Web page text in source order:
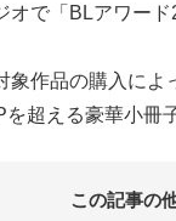
オで「BLアワー
象作品の購入によ
超える豪華小冊
この記事の